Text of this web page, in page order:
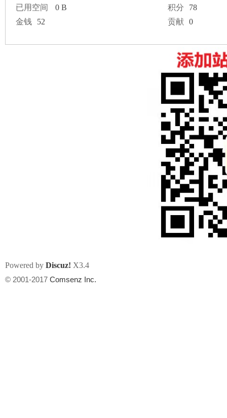
州
已用空间
0 B 积分
78
金钱
52 贡献 0
Powered by Discuz! X3.4
© 2001-2017 Comsenz Inc.